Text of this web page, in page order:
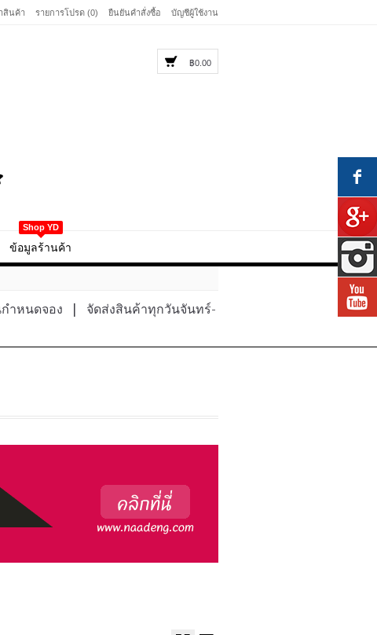
สินค้า รายการโปรด (0) ยืนยันคำสั่งซื้อ บัญชีผู้ใช้งาน
฿0.00
Shop YD
ข้อมูลร้านค้า
กำหนดจอง
จัดส่งสินค้าทุกวันจันทร์-